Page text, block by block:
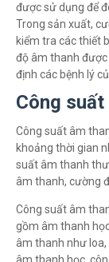
được sử dụng để
Trong sản xuất,
kiểm tra các thiết
độ âm thanh
định các bệnh lý
Công
Công suất âm
khoảng thời gian
suất âm thanh
âm thanh, cường
Công suất âm
gồm âm thanh
âm thanh như loa,